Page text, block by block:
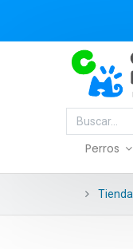
Perros
Tienda